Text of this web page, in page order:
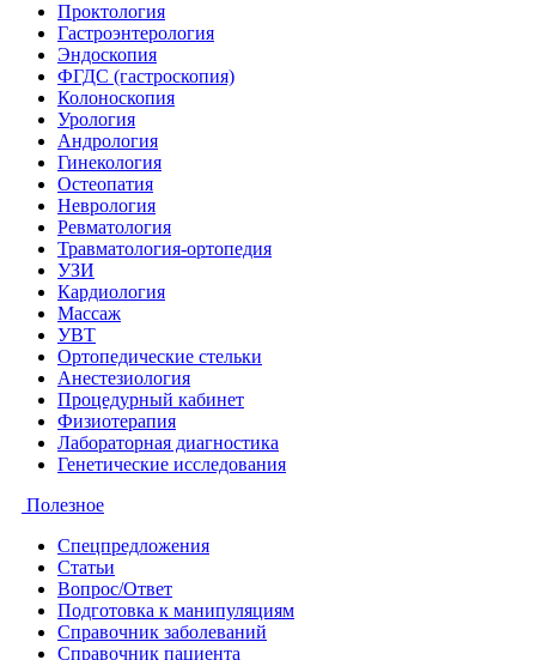
Проктология
Гастроэнтерология
Эндоскопия
ФГДС (гастроскопия)
Колоноскопия
Урология
Андрология
Гинекология
Остеопатия
Неврология
Ревматология
Травматология-ортопедия
УЗИ
Кардиология
Массаж
УВТ
Ортопедические стельки
Анестезиология
Процедурный кабинет
Физиотерапия
Лабораторная диагностика
Генетические исследования
Полезное
Спецпредложения
Статьи
Вопрос/Ответ
Подготовка к манипуляциям
Справочник заболеваний
Справочник пациента